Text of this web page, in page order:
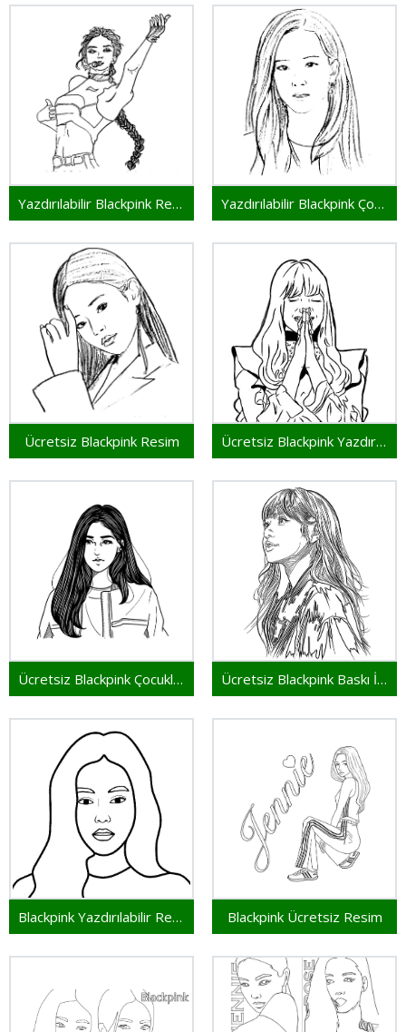
Yazdırılabilir Blackpink Resim Yazdırılabilir Blackpink Çocuklar İçin
Ücretsiz Blackpink Resim Ücretsiz Blackpink Yazdırılabilir
Ücretsiz Blackpink Çocuklar İçin Ücretsiz Blackpink Baskı İçin
Blackpink Yazdırılabilir Resim Blackpink Ücretsiz Resim